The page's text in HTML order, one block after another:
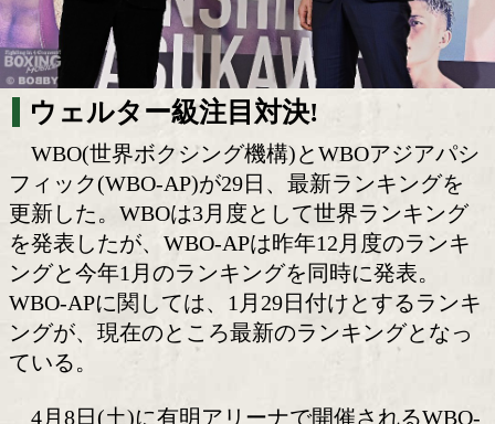
ウェルター級注目対決!
WBO(世界ボクシング機構)とWBOア
フィック(WBO-AP)が29日、最新ランキ
更新した。WBOは3月度として世界ラン